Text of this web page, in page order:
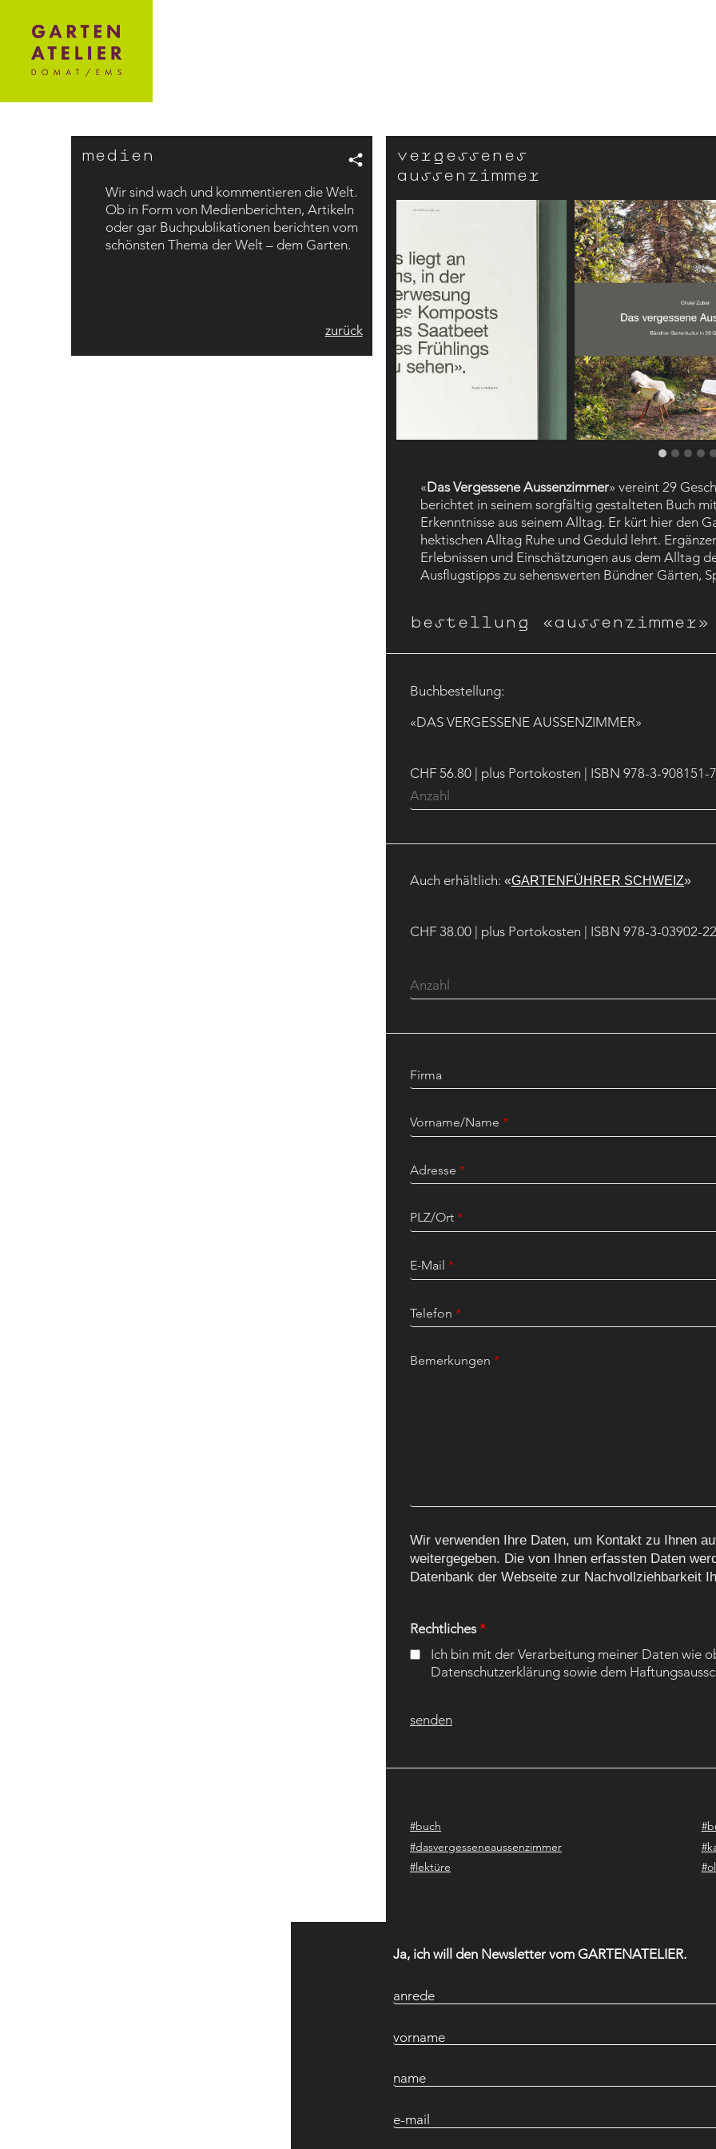
medien
Wir sind wach und kommentieren die Welt.
Ob in Form von Medienberichten, Artikeln
oder gar Buchpublikationen berichten vom
schönsten Thema der Welt – dem Garten.
zurück
vergessenes
aussenzimmer
«Das Vergessene Aussenzimmer» vereint 29
berichtet in seinem sorgfältig gestalteten Buch
Erkenntnisse aus seinem Alltag. Er kürt hier den
hektischen Alltag Ruhe und Geduld lehrt.
Erlebnissen und Einschätzungen aus dem Alltag
Ausflugstipps zu sehenswerten Bündner Gärten,
bestellung «aussenzimmer»
Buchbestellung:
«DAS VERGESSENE AUSSENZIMMER»
CHF 56.80 | plus Portokosten | ISBN 978-3-908151-
Auch erhältlich:«GARTENFÜHRER SCHWEIZ»
CHF 38.00 | plus Portokosten | ISBN 978-3-03902-
Firma
Vorname/Name*
Adresse*
PLZ/Ort*
E-Mail*
Telefon*
Bemerkungen*
Wir verwenden Ihre Daten, um Kontakt zu Ihnen
weitergegeben. Die von Ihnen erfassten Daten
Datenbank der Webseite zur Nachvollziehbarkeit
Rechtliches*
Ich bin mit der Verarbeitung meiner Daten wie
Datenschutzerklärung sowie dem
#buch
#dasvergesseneaussenzimmer
#lektüre
Ja, ich will den Newsletter vom GARTENATELIER.
anrede
vorname
name
e-mail